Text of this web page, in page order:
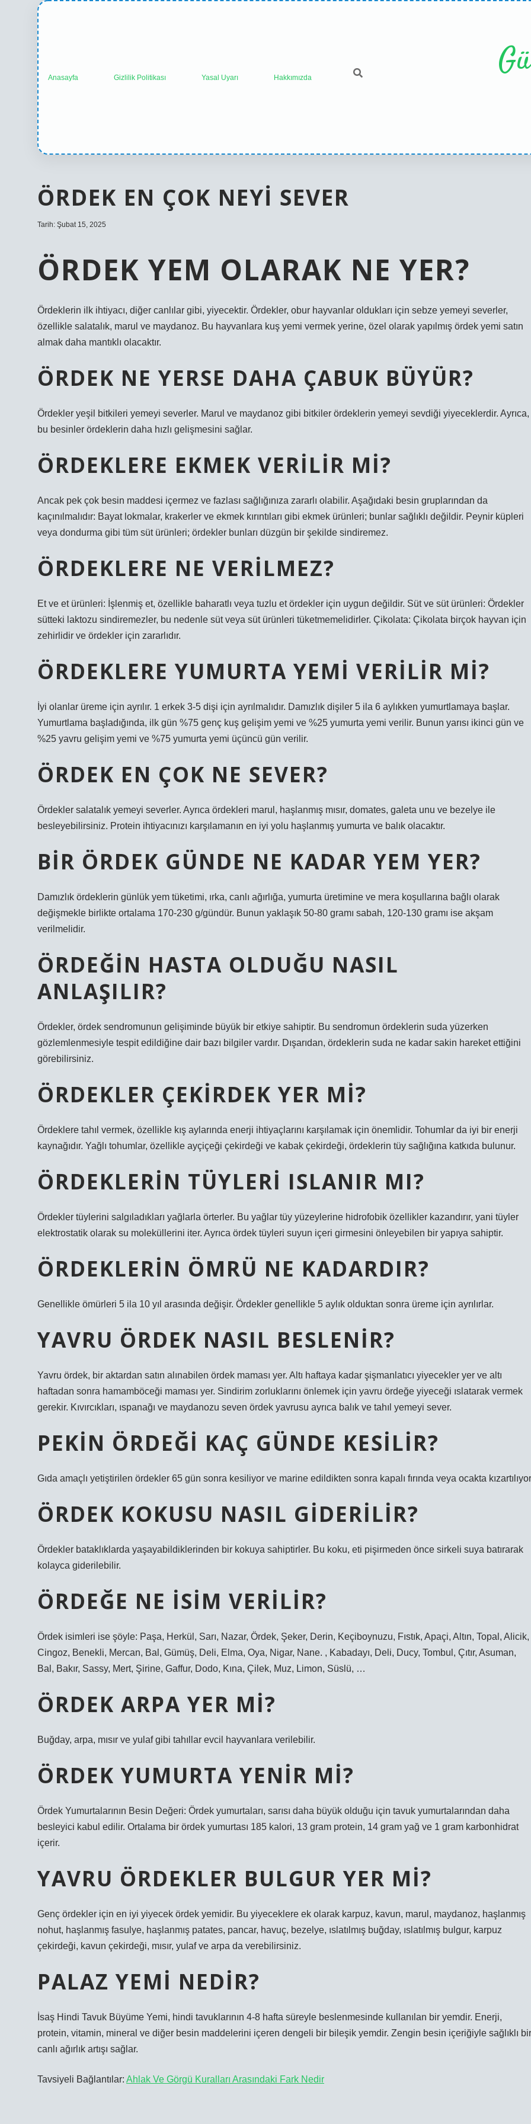
Anasayfa Gizlilik Politikası Yasal Uyarı Hakkımızda
ÖRDEK EN ÇOK NEYI SEVER
Tarih: Şubat 15, 2025
ÖRDEK YEM OLARAK NE YER?
Ördeklerin ilk ihtiyacı, diğer canlılar gibi, yiyecektir. Ördekler, obur hayvanlar oldukları için sebze yemeyi severler,
özellikle salatalık, marul ve maydanoz. Bu hayvanlara kuş yemi vermek yerine, özel olarak yapılmış ördek yemi satın
almak daha mantıklı olacaktır.
ÖRDEK NE YERSE DAHA ÇABUK BÜYÜR?
Ördekler yeşil bitkileri yemeyi severler. Marul ve maydanoz gibi bitkiler ördeklerin yemeyi sevdiği yiyeceklerdir. Ayrıca,
bu besinler ördeklerin daha hızlı gelişmesini sağlar.
ÖRDEKLERE EKMEK VERILIR MI?
Ancak pek çok besin maddesi içermez ve fazlası sağlığınıza zararlı olabilir. Aşağıdaki besin gruplarından da
kaçınılmalıdır: Bayat lokmalar, krakerler ve ekmek kırıntıları gibi ekmek ürünleri; bunlar sağlıklı değildir. Peynir küpleri
veya dondurma gibi tüm süt ürünleri; ördekler bunları düzgün bir şekilde sindiremez.
ÖRDEKLERE NE VERILMEZ?
Et ve et ürünleri: İşlenmiş et, özellikle baharatlı veya tuzlu et ördekler için uygun değildir. Süt ve süt ürünleri: Ördekler
sütteki laktozu sindiremezler, bu nedenle süt veya süt ürünleri tüketmemelidirler. Çikolata: Çikolata birçok hayvan için
zehirlidir ve ördekler için zararlıdır.
ÖRDEKLERE YUMURTA YEMI VERILIR MI?
İyi olanlar üreme için ayrılır. 1 erkek 3-5 dişi için ayrılmalıdır. Damızlık dişiler 5 ila 6 aylıkken yumurtlamaya başlar.
Yumurtlama başladığında, ilk gün %75 genç kuş gelişim yemi ve %25 yumurta yemi verilir. Bunun yarısı ikinci gün ve
%25 yavru gelişim yemi ve %75 yumurta yemi üçüncü gün verilir.
ÖRDEK EN ÇOK NE SEVER?
Ördekler salatalık yemeyi severler. Ayrıca ördekleri marul, haşlanmış mısır, domates, galeta unu ve bezelye ile
besleyebilirsiniz. Protein ihtiyacınızı karşılamanın en iyi yolu haşlanmış yumurta ve balık olacaktır.
BIR ÖRDEK GÜNDE NE KADAR YEM YER?
Damızlık ördeklerin günlük yem tüketimi, ırka, canlı ağırlığa, yumurta üretimine ve mera koşullarına bağlı olarak
değişmekle birlikte ortalama 170-230 g/gündür. Bunun yaklaşık 50-80 gramı sabah, 120-130 gramı ise akşam
verilmelidir.
ÖRDEĞIN HASTA OLDUĞU NASIL
ANLAŞILIR?
Ördekler, ördek sendromunun gelişiminde büyük bir etkiye sahiptir. Bu sendromun ördeklerin suda yüzerken
gözlemlenmesiyle tespit edildiğine dair bazı bilgiler vardır. Dışarıdan, ördeklerin suda ne kadar sakin hareket ettiğini
görebilirsiniz.
ÖRDEKLER ÇEKIRDEK YER MI?
Ördeklere tahıl vermek, özellikle kış aylarında enerji ihtiyaçlarını karşılamak için önemlidir. Tohumlar da iyi bir enerji
kaynağıdır. Yağlı tohumlar, özellikle ayçiçeği çekirdeği ve kabak çekirdeği, ördeklerin tüy sağlığına katkıda bulunur.
ÖRDEKLERIN TÜYLERI ISLANIR MI?
Ördekler tüylerini salgıladıkları yağlarla örterler. Bu yağlar tüy yüzeylerine hidrofobik özellikler kazandırır, yani tüyler
elektrostatik olarak su moleküllerini iter. Ayrıca ördek tüyleri suyun içeri girmesini önleyebilen bir yapıya sahiptir.
ÖRDEKLERIN ÖMRÜ NE KADARDIR?
Genellikle ömürleri 5 ila 10 yıl arasında değişir. Ördekler genellikle 5 aylık olduktan sonra üreme için ayrılırlar.
YAVRU ÖRDEK NASIL BESLENIR?
Yavru ördek, bir aktardan satın alınabilen ördek maması yer. Altı haftaya kadar şişmanlatıcı yiyecekler yer ve altı
haftadan sonra hamamböceği maması yer. Sindirim zorluklarını önlemek için yavru ördeğe yiyeceği ıslatarak vermek
gerekir. Kıvırcıkları, ıspanağı ve maydanozu seven ördek yavrusu ayrıca balık ve tahıl yemeyi sever.
PEKIN ÖRDEĞI KAÇ GÜNDE KESILIR?
Gıda amaçlı yetiştirilen ördekler 65 gün sonra kesiliyor ve marine edildikten sonra kapalı fırında veya ocakta
ÖRDEK KOKUSU NASIL GIDERILIR?
Ördekler bataklıklarda yaşayabildiklerinden bir kokuya sahiptirler. Bu koku, eti pişirmeden önce sirkeli suya batırarak
kolayca giderilebilir.
ÖRDEĞE NE ISIM VERILIR?
Ördek isimleri ise şöyle: Paşa, Herkül, Sarı, Nazar, Ördek, Şeker, Derin, Keçiboynuzu, Fıstık, Apaçi, Altın, Topal, Alicik,
Cingoz, Benekli, Mercan, Bal, Gümüş, Deli, Elma, Oya, Nigar, Nane. , Kabadayı, Deli, Ducy, Tombul, Çıtır, Asuman,
Bal, Bakır, Sassy, ​​​​Mert, Şirine, Gaffur, Dodo, Kına, Çilek, Muz, Limon, Süslü, …
ÖRDEK ARPA YER MI?
Buğday, arpa, mısır ve yulaf gibi tahıllar evcil hayvanlara verilebilir.
ÖRDEK YUMURTA YENIR MI?
Ördek Yumurtalarının Besin Değeri: Ördek yumurtaları, sarısı daha büyük olduğu için tavuk yumurtalarından daha
besleyici kabul edilir. Ortalama bir ördek yumurtası 185 kalori, 13 gram protein, 14 gram yağ ve 1 gram karbonhidrat
içerir.
YAVRU ÖRDEKLER BULGUR YER MI?
Genç ördekler için en iyi yiyecek ördek yemidir. Bu yiyeceklere ek olarak karpuz, kavun, marul, maydanoz, haşlanmış
nohut, haşlanmış fasulye, haşlanmış patates, pancar, havuç, bezelye, ıslatılmış buğday, ıslatılmış bulgur, karpuz
çekirdeği, kavun çekirdeği, mısır, yulaf ve arpa da verebilirsiniz.
PALAZ YEMI NEDIR?
İsaş Hindi Tavuk Büyüme Yemi, hindi tavuklarının 4-8 hafta süreyle beslenmesinde kullanılan bir yemdir. Enerji,
protein, vitamin, mineral ve diğer besin maddelerini içeren dengeli bir bileşik yemdir. Zengin besin içeriğiyle sağlıklı bir
canlı ağırlık artışı sağlar.
Tavsiyeli Bağlantılar: Ahlak Ve Görgü Kuralları Arasındaki Fark Nedir